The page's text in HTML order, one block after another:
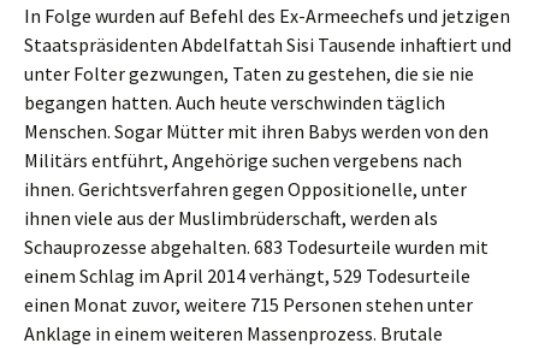
In Folge wurden auf Befehl des Ex-Armeechefs und jetzigen
Staatspräsidenten Abdelfattah Sisi Tausende inhaftiert und
unter Folter gezwungen, Taten zu gestehen, die sie nie
begangen hatten. Auch heute verschwinden täglich
Menschen. Sogar Mütter mit ihren Babys werden von den
Militärs entführt, Angehörige suchen vergebens nach
ihnen. Gerichtsverfahren gegen Oppositionelle, unter
ihnen viele aus der Muslimbrüderschaft, werden als
Schauprozesse abgehalten. 683 Todesurteile wurden mit
einem Schlag im April 2014 verhängt, 529 Todesurteile
einen Monat zuvor, weitere 715 Personen stehen unter
Anklage in einem weiteren Massenprozess. Brutale